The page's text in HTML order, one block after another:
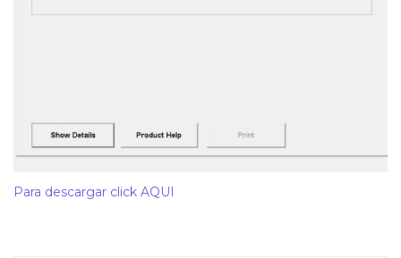
Para descargar click AQUI